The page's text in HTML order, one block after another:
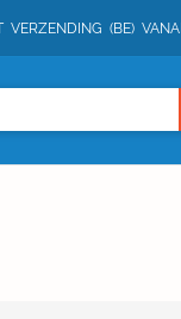
VERZENDING (BE)